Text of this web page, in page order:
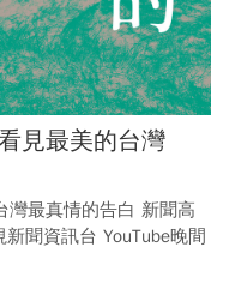
見最美的台灣
最真情的告白 新聞高
聞資訊台 YouTube晚間